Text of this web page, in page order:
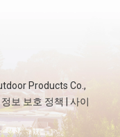
Products Co.,
보 보호 정책|사이